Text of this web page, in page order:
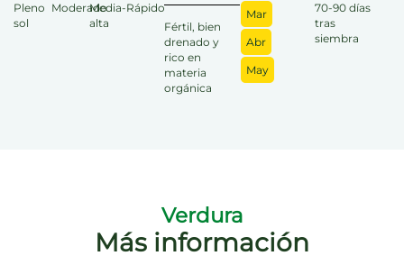
Pleno
sol
ModeradoMedia-
alta
Rápido
Fértil, bien
drenado y
rico en
materia
orgánica
Mar
Abr
May
70-90 días
tras
siembra
Verdura
Más información